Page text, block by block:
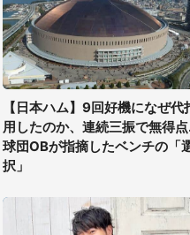
【日本ハム】9回好機になぜ代
用したのか、連続三振で無得
球団OBが指摘したベンチの「
択」